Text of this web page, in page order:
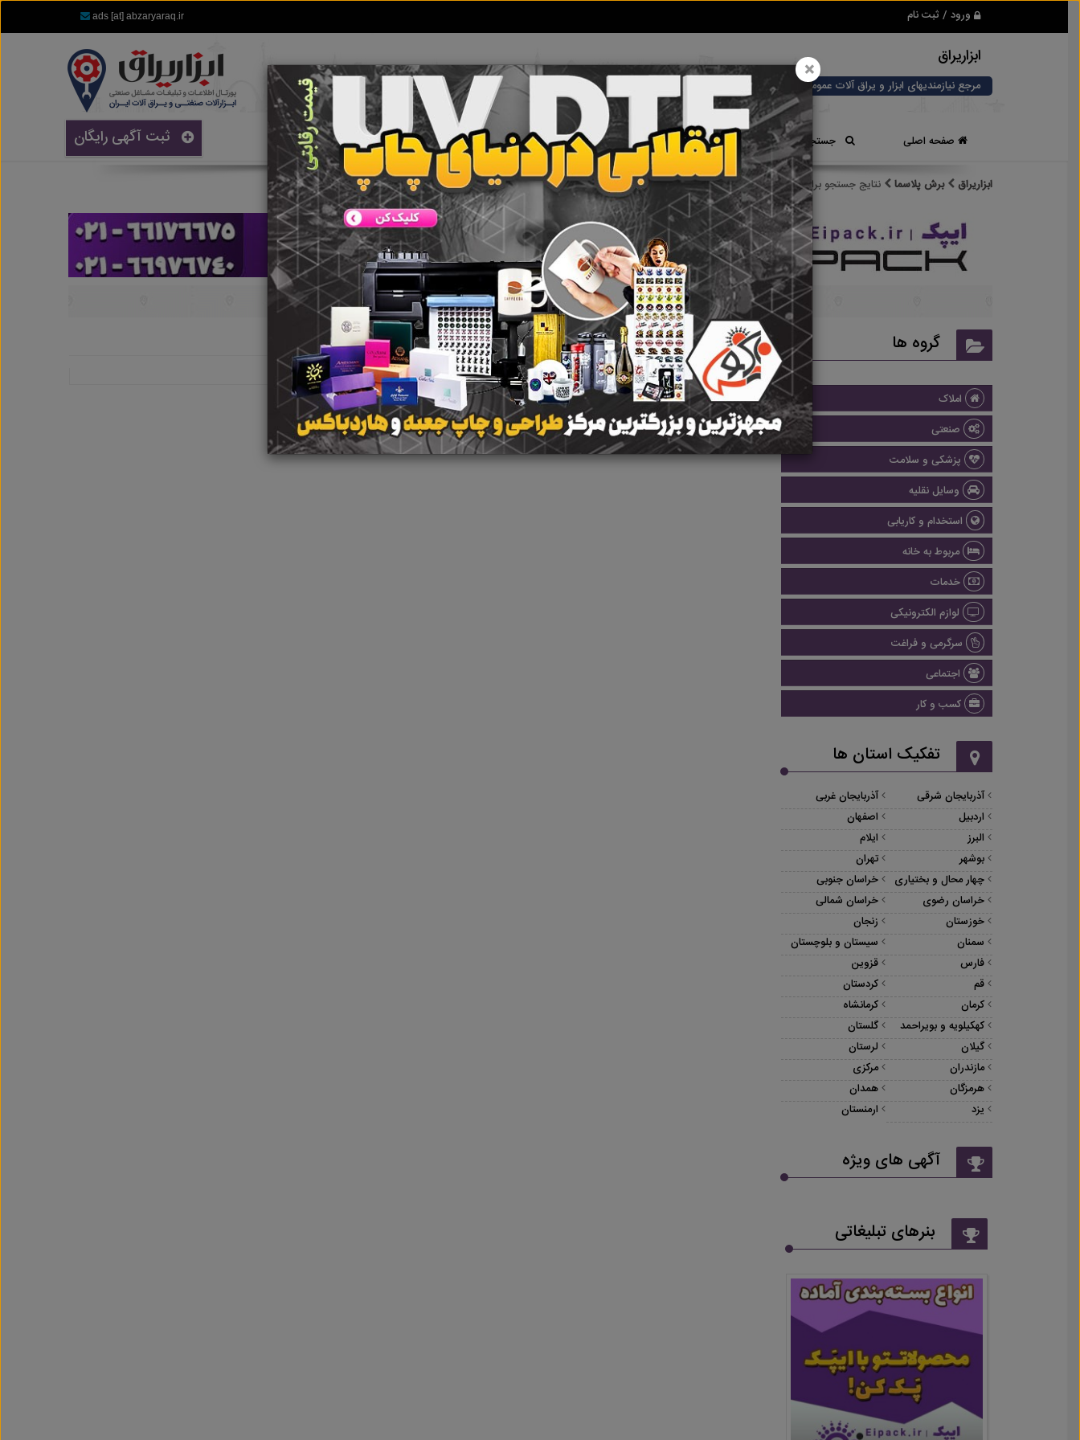
ورود / ثبت نام ads [at] abzaryaraq.ir
ابزاریراق
مرجع نیازمندیهای ابزار و یراق آلات عمومی و صنعتی
صفحه اصلی جستجوی سریع تعرفه آگهی ها خبرهای سایت تماس با ما ثبت آگهی رایگان
ابزاریراق برش پلاسما نتایج جستجو برای برچسببرش پلاسما
نتایج جستجو برای برچسببرش پلاسما گروه ها
املاک
صنعتی
پزشکی و سلامت
وسایل نقلیه
استخدام و کاریابی
مربوط به خانه
خدمات
لوازم الکترونیکی
سرگرمی و فراغت
اجتماعی
کسب و کار
تفکیک استان ها
آذربایجان شرقی
آذربایجان غربی
اردبیل
اصفهان
البرز
ایلام
بوشهر
تهران
چهار محال و بختیاری
خراسان جنوبی
خراسان رضوی
خراسان شمالی
خوزستان
زنجان
سمنان
سیستان و بلوچستان
فارس
قزوین
قم
کردستان
کرمان
کرمانشاه
کهکیلویه و بویراحمد
گلستان
گیلان
لرستان
مازندران
مرکزی
هرمزگان
همدان
یزد
ارمنستان
آگهی های ویژه
بنرهای تبلیغاتی
×